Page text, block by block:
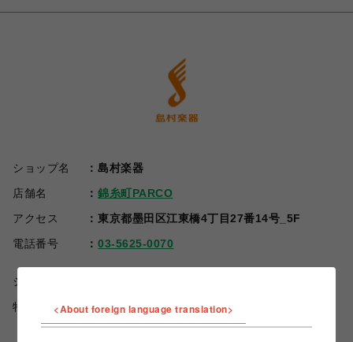
ショップ名
島村楽器
店舗名
錦糸町PARCO
アクセス
東京都墨田区江東橋4丁目27番14号_5F
電話番号
03-5625-0070
ショップお問い合わせは
特定商取引法など法令に基づく表記はこちら
<About foreign language translation>